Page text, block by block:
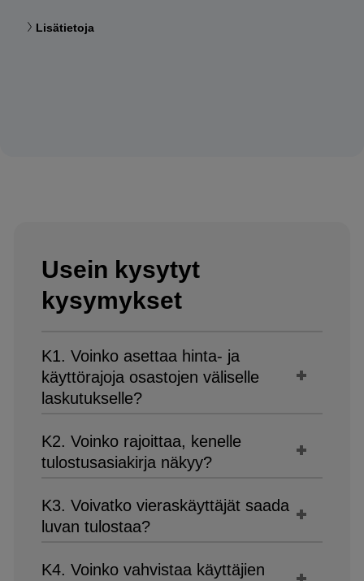
Lisätietoja
Usein kysytyt
kysymykset
K1. Voinko asettaa hinta- ja
käyttörajoja osastojen väliselle
laskutukselle?
K2. Voinko rajoittaa, kenelle
tulostusasiakirja näkyy?
K3. Voivatko vieraskäyttäjät saada
luvan tulostaa?
K4. Voinko vahvistaa käyttäjien